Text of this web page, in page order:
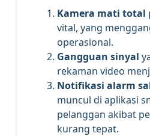
Kamera mati total
vital, yang
operasional.
Gangguan sinyal
rekaman video
Notifikasi alarm
muncul di aplikasi
pelanggan akibat
kurang tepat.